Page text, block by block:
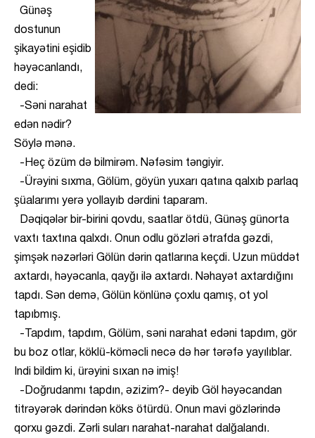
Günəş
dostunun
şikayətini eşidib
həyəcanlandı,
dedi:
-Səni narahat
edən nədir?
Söylə mənə.
-Heç özüm də bilmirəm. Nəfəsim təngiyir.
-Ürəyini sıxma, Gölüm, göyün yuxarı qatına qalxıb parlaq
şüalarımı yerə yollayıb dərdini taparam.
Dəqiqələr bir-birini qovdu, saatlar ötdü, Günəş günorta
vaxtı taxtına qalxdı. Onun odlu gözləri ətrafda gəzdi,
şimşək nəzərləri Gölün dərin qatlarına keçdi. Uzun müddət
axtardı, həyəcanla, qayğı ilə axtardı. Nəhayət axtardığını
tapdı. Sən demə, Gölün könlünə çoxlu qamış, ot yol
tapıbmış.
-Tapdım, tapdım, Gölüm, səni narahat edəni tapdım, gör
bu boz otlar, köklü-köməcli necə də hər tərəfə yayılıblar.
Indi bildim ki, ürəyini sıxan nə imiş!
-Doğrudanmı tapdın, əzizim?- deyib Göl həyəcandan
titrəyərək dərindən köks ötürdü. Onun mavi gözlərində
qorxu gəzdi. Zərli suları narahat-narahat dalğalandı.